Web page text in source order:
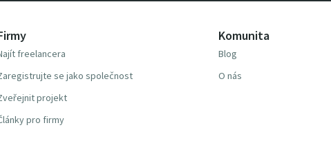
freelancera
se jako společnost
projekt
pro firmy
Komunita
Blog
O nás